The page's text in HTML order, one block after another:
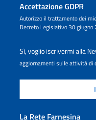
Accettazione GDPR
Autorizzo il trattamento dei
Decreto Legislativo 30
Sì, voglio iscrivermi alla
aggiornamenti sulle attività di
La Rete Farnesina